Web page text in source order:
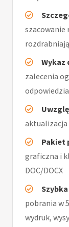
szacowanie
Wykaz
zalecenia
Pakiet
graficzna i
DOC/DOCX
pobrania w
wydruk,